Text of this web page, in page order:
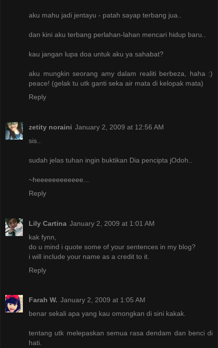
aku mahu jadi jentayu - patah sayap terbang jua..
dan kini aku terbang perlahan-lahan mencari hidup baru..
kau jangan lupa doa untuk aku ya sahabat?
aku mungkin seorang amy dalam realiti berbeza, haha :)
peace! (gelak tu utk ganti seka air mata di kelopak mata)
Reply
zetity noraini January 2, 2009 at 12:56 AM
sis..
sudah jelas tuhan ingin buktikan Dia pencipta jOdoh..
~heeeeeeeeeeee...
Reply
Lily Cartina January 2, 2009 at 1:01 AM
kak fynn,
do u mind i quote some of your sentences in my blog?
i will include your name as a credit to it.
Reply
Farah W. January 2, 2009 at 1:05 AM
benar sekali apa yang kau omongkan di sini kakak.
tentang utk melepaskan semua rasa dendam dan benci di
hati.